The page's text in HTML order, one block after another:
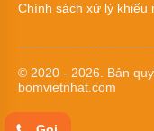
dẫn
động
khớp
Chính sách xử lý khiếu
© 2020 - 2026. Bản
bomvietnhat.com